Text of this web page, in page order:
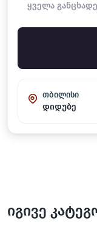
ყველა
თბილისი
დიდუბე
იგივე